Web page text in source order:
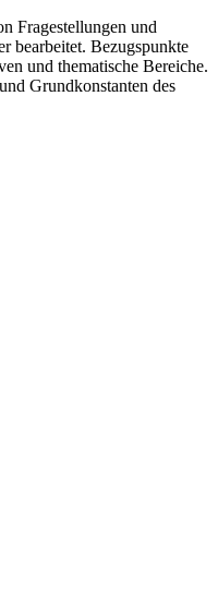
Fragestellungen und
bearbeitet. Bezugspunkte
und thematische Bereiche.
Grundkonstanten des